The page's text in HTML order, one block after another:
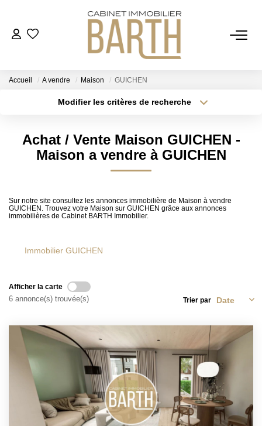
ESTIMER
AGENCE
CONTACT
Accueil A vendre Maison GUICHEN
Modifier les critères de recherche
Surface min Budget max
Achat / Vente Maison GUICHEN -
Maison a vendre à GUICHEN
Sur notre site consultez les annonces immobilière de Maison à vendre
GUICHEN. Trouvez votre Maison sur GUICHEN grâce aux annonces
immobilières de Cabinet BARTH Immobilier.
Immobilier GUICHEN
Afficher la carte
6 annonce(s) trouvée(s) Trier par